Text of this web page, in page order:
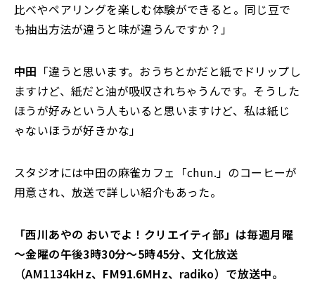
比べやペアリングを楽しむ体験ができると。同じ豆で
も抽出方法が違うと味が違うんですか？」
中田 「違うと思います。おうちとかだと紙でドリップし
ますけど、紙だと油が吸収されちゃうんです。そうした
ほうが好みという人もいると思いますけど、私は紙じ
ゃないほうが好きかな」
スタジオには中田の麻雀カフェ「chun.」のコーヒーが
用意され、放送で詳しい紹介もあった。
「西川あやの おいでよ！クリエイティ部」は毎週月曜
～金曜の午後3時30分～5時45分、文化放送
（AM1134kHz、FM91.6MHz、radiko）で放送中。